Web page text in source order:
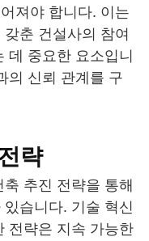
져야 합니다. 이는
춘 건설사의 참여
데 중요한 요소입니
의 신뢰 관계를 구
략
추진 전략을 통해
습니다. 기술 혁신
전략은 지속 가능한